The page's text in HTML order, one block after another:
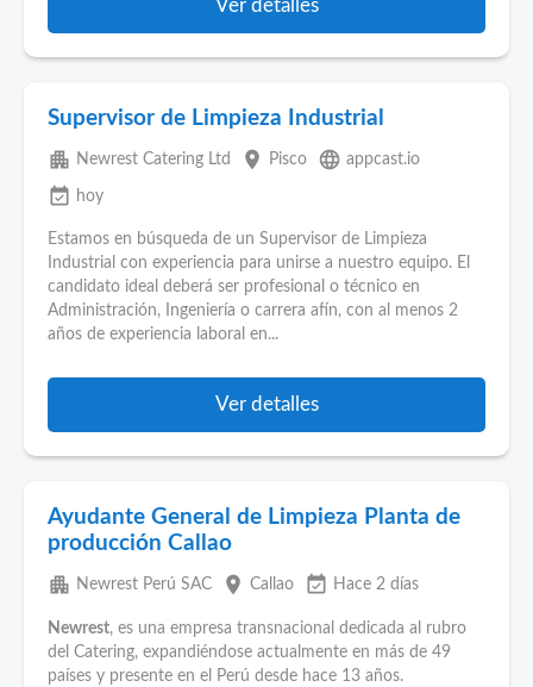
Ver detalles
Supervisor de Limpieza Industrial
apartment Newrest Catering Ltd place Pisco language appcast.io
event_available hoy
Estamos en búsqueda de un Supervisor de Limpieza
Industrial con experiencia para unirse a nuestro equipo. El
candidato ideal deberá ser profesional o técnico en
Administración, Ingeniería o carrera afín, con al menos 2
años de experiencia laboral en...
Ver detalles
Ayudante General de Limpieza Planta de
producción Callao
apartment Newrest Perú SAC place Callao event_available Hace 2 días
Newrest, es una empresa transnacional dedicada al rubro
del Catering, expandiéndose actualmente en más de 49
países y presente en el Perú desde hace 13 años.